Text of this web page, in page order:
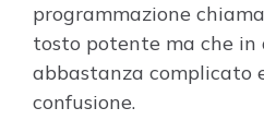
programmazione
tosto potente ma che in
abbastanza complicato
confusione.